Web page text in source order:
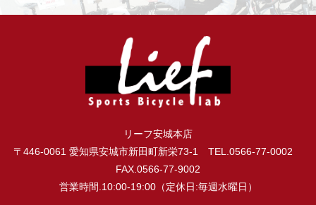
リーフ安城本店
〒446-0061 愛知県安城市新田町新栄73-1 TEL.0566-77-0002
FAX.0566-77-9002
営業時間.10:00-19:00（定休日:毎週水曜日）